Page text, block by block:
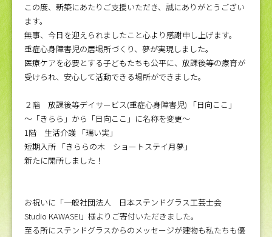
この度、新築にあたりご支援いただき、誠にありがとうござい
ます。
無事、今日を迎えられましたこと心より感謝申し上げます。
重症心身障害児の居場所づくり、夢が実現しました。
医療ケアを必要とする子どもたちも公平に、放課後等の療育が
受けられ、安心して活動できる場所ができました。
２階 放課後等デイサービス(重症心身障害児) 「日向ここ」
～「きらら」から「日向ここ」に名称を変更～
1階 生活介護 「瑞い実」
短期入所 「きららの木 ショートステイ月夢」
新たに開所しました！
お祝いに「一般社団法人 日本ステンドグラス工芸士会
Studio KAWASEI」様よりご寄付いただきました。
至る所にステンドグラスからのメッセージが建物も私たちも優